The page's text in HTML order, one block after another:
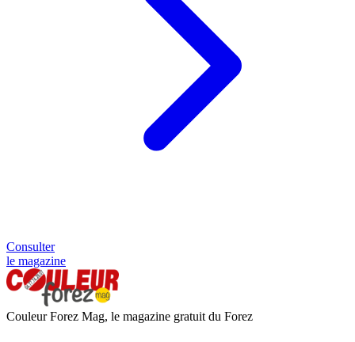
Consulter
le magazine
Couleur Forez Mag, le magazine gratuit du Forez